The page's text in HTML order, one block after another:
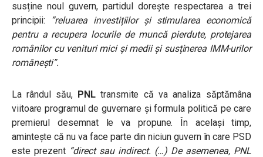
susține noul guvern, partidul dorește respectarea a trei
principii: ⁠
”reluarea investițiilor și stimularea economică
pentru a recupera locurile de muncă pierdute, protejarea
românilor cu venituri mici și medii și susținerea IMM-urilor
românești”.
La rândul său, PNLtransmite că va analiza săptămâna
viitoare programul de guvernare și formula politică pe care
premierul desemnat le va propune. În același timp,
amintește că nu va face parte din niciun guvern în care PSD
este prezent“direct sau indirect. (…) De asemenea, PNL